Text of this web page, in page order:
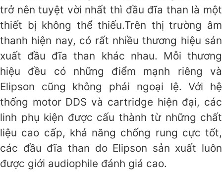
trở nên tuyệt vời nhất thì đầu đĩa than là một
thiết bị không thể thiếu.Trên thị trường âm
thanh hiện nay, có rất nhiều thương hiệu sản
xuất đầu đĩa than khác nhau. Mỗi thương
hiệu đều có những điểm mạnh riêng và
Elipson cũng không phải ngoại lệ. Với hệ
thống motor DDS và cartridge hiện đại, các
linh phụ kiện được cấu thành từ những chất
liệu cao cấp, khả năng chống rung cực tốt,
các đầu đĩa than do Elipson sản xuất luôn
được giới audiophile đánh giá cao.